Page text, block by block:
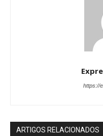
https://
ARTIGOS RELACIONADOS